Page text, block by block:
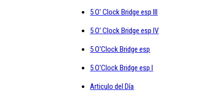
5 O' Clock Bridge esp III
5 O' Clock Bridge esp IV
5 O'Clock Bridge esp
5 O'Clock Bridge esp I
Articulo del Día